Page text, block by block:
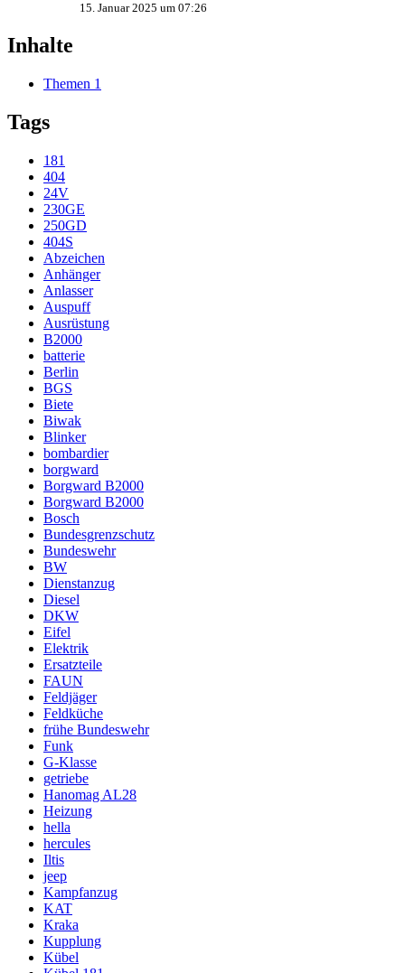
15. Januar 2025 um 07:26
Inhalte
Themen 1
Tags
181
404
24V
230GE
250GD
404S
Abzeichen
Anhänger
Anlasser
Auspuff
Ausrüstung
B2000
batterie
Berlin
BGS
Biete
Biwak
Blinker
bombardier
borgward
Borgward B2000
Borgward B2000
Bosch
Bundesgrenzschutz
Bundeswehr
BW
Dienstanzug
Diesel
DKW
Eifel
Elektrik
Ersatzteile
FAUN
Feldjäger
Feldküche
frühe Bundeswehr
Funk
G-Klasse
getriebe
Hanomag AL28
Heizung
hella
hercules
Iltis
jeep
Kampfanzug
KAT
Kraka
Kupplung
Kübel